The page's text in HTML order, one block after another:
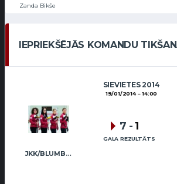
Zanda Bikše
IEPRIEKŠĒJĀS KOMANDU
SIEVIETES 2014
19/01/2014 14:00
JKK/BLUMBERGA-BĒRZIŅA
7 -1
GALA REZULTĀTS